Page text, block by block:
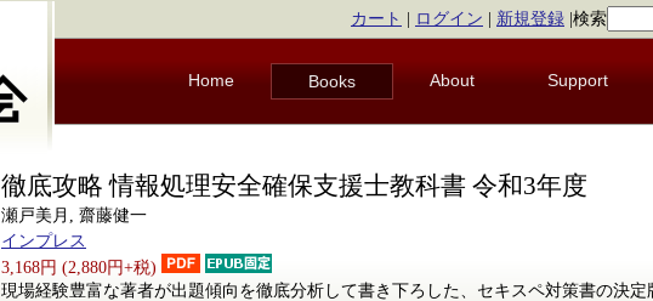
カート ログイン 新規登録 検索
Home Books About Support
徹底攻略 情報処理安全確保支援士教科書 令和3年度
瀬戸美月, 齋藤健一
インプレス
3,168円 (2,880円+税)
現場経験豊富な著者が出題傾向を徹底分析して書き下ろした、セキスペ対策書の決定